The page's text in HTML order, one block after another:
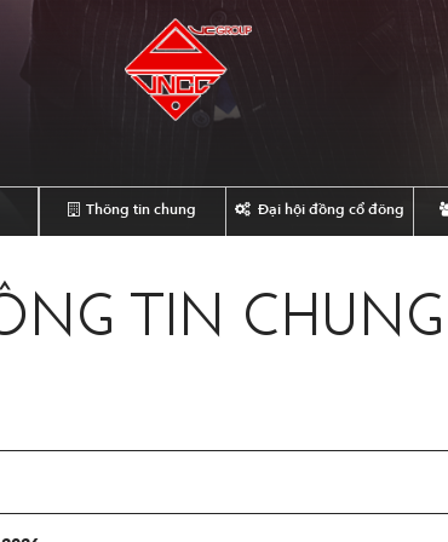
Thông tin chung Đại hội đồng cổ đông
TIN CHUNG